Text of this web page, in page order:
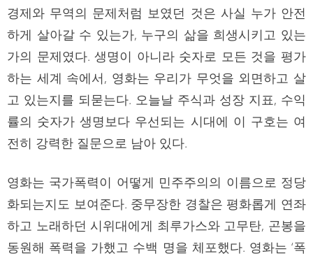
경제와 무역의 문제처럼 보였던 것은 사실 누가 안전
하게 살아갈 수 있는가, 누구의 삶을 희생시키고 있는
가의 문제였다. 생명이 아니라 숫자로 모든 것을 평가
하는 세계 속에서, 영화는 우리가 무엇을 외면하고 살
고 있는지를 되묻는다. 오늘날 주식과 성장 지표, 수익
률의 숫자가 생명보다 우선되는 시대에 이 구호는 여
전히 강력한 질문으로 남아 있다.
영화는 국가폭력이 어떻게 민주주의의 이름으로 정당
화되는지도 보여준다. 중무장한 경찰은 평화롭게 연좌
하고 노래하던 시위대에게 최루가스와 고무탄, 곤봉을
동원해 폭력을 가했고 수백 명을 체포했다. 영화는 ‘폭